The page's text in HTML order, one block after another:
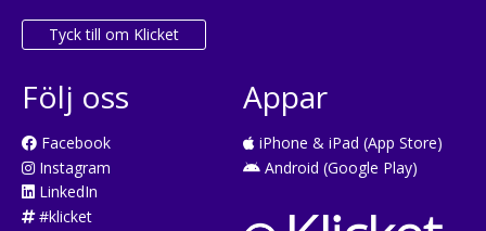
Tyck till om Klicket
Följ oss
Facebook
Instagram
LinkedIn
#klicket
Appar
iPhone & iPad (App Store)
Android (Google Play)